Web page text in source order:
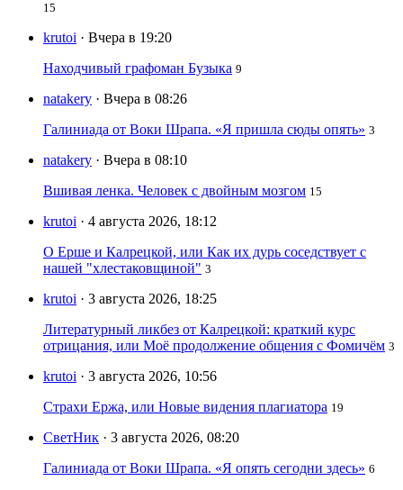
15
krutoi · Вчера в 19:20
Находчивый графоман Бузыка 9
natakery · Вчера в 08:26
Галиниада от Воки Шрапа. «Я пришла сюды опять» 3
natakery · Вчера в 08:10
Вшивая ленка. Человек с двойным мозгом 15
krutoi · 4 августа 2026, 18:12
О Ерше и Калрецкой, или Как их дурь соседствует с
нашей "хлестаковщиной" 3
krutoi · 3 августа 2026, 18:25
Литературный ликбез от Калрецкой: краткий курс
отрицания, или Моё продолжение общения с Фомичём 3
krutoi · 3 августа 2026, 10:56
Страхи Ержа, или Новые видения плагиатора 19
СветНик · 3 августа 2026, 08:20
Галиниада от Воки Шрапа. «Я опять сегодни здесь» 6